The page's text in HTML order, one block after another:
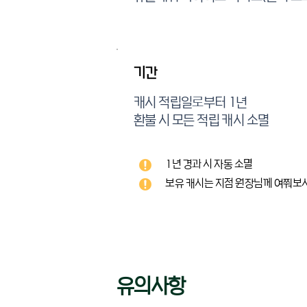
기간
캐시 적립일로부터 1년
​환불 시 모든 적립 캐시 소멸
1년 경과 시 자동 소멸
보유 캐시는 지점 원장님께 여쭤보
유의사항